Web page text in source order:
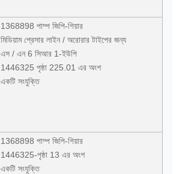
1368898 পাম্প জিপি-গিয়ার
মিডিয়াম প্রেসার লাইন / অরোরার টাইপের জন্য
এস / এন 6 সিআর 1-ইউপি
1446325 পৃষ্ঠা 225.01 এর অংশ
একটি সংযুক্তি
1368898 পাম্প জিপি-গিয়ার
1446325-পৃষ্ঠা 13 এর অংশ
একটি সংযুক্তি